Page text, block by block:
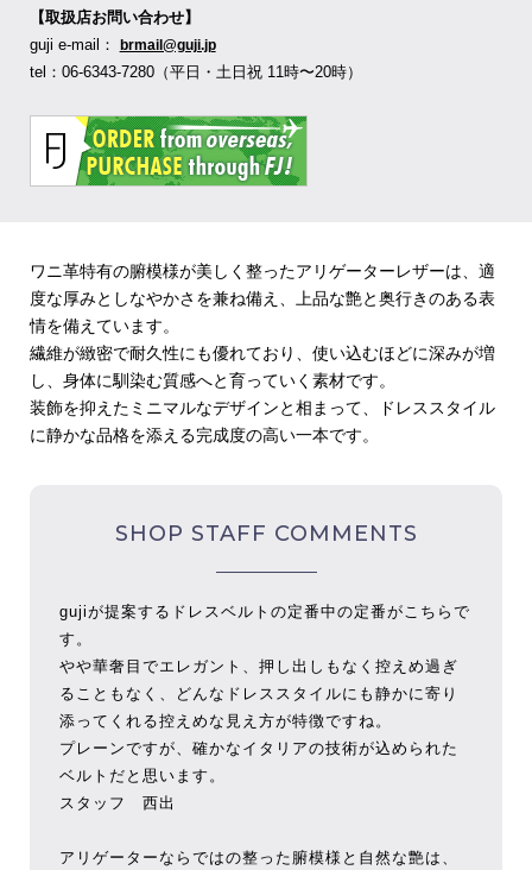
【取扱店お問い合わせ】
guji e-mail：
brmail@guji.jp
tel：06-6343-7280（平日・土日祝 11時〜20時）
ワニ革特有の腑模様が美しく整ったアリゲーターレザーは、適
度な厚みとしなやかさを兼ね備え、上品な艶と奥行きのある表
情を備えています。
繊維が緻密で耐久性にも優れており、使い込むほどに深みが増
し、身体に馴染む質感へと育っていく素材です。
装飾を抑えたミニマルなデザインと相まって、ドレススタイル
に静かな品格を添える完成度の高い一本です。
SHOP STAFF COMMENTS
gujiが提案するドレスベルトの定番中の定番がこちらで
す。
やや華奢目でエレガント、押し出しもなく控えめ過ぎ
ることもなく、どんなドレススタイルにも静かに寄り
添ってくれる控えめな見え方が特徴ですね。
プレーンですが、確かなイタリアの技術が込められた
ベルトだと思います。
スタッフ 西出
アリゲーターならではの整った腑模様と自然な艶は、